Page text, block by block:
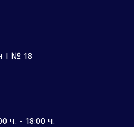
Запитване
I № 18
ч. - 18:00 ч.